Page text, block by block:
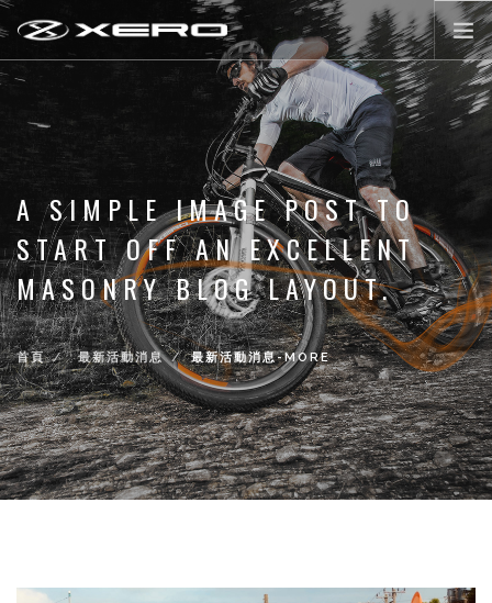
XERO WORLD
最新活動消息
登入/註冊
前往購物
LANGUAGE
A SIMPLE IMAGE POST TO
START OFF AN EXCELLENT
MASONRY BLOG LAYOUT.
首頁 最新活動消息 最新活動消息-MORE